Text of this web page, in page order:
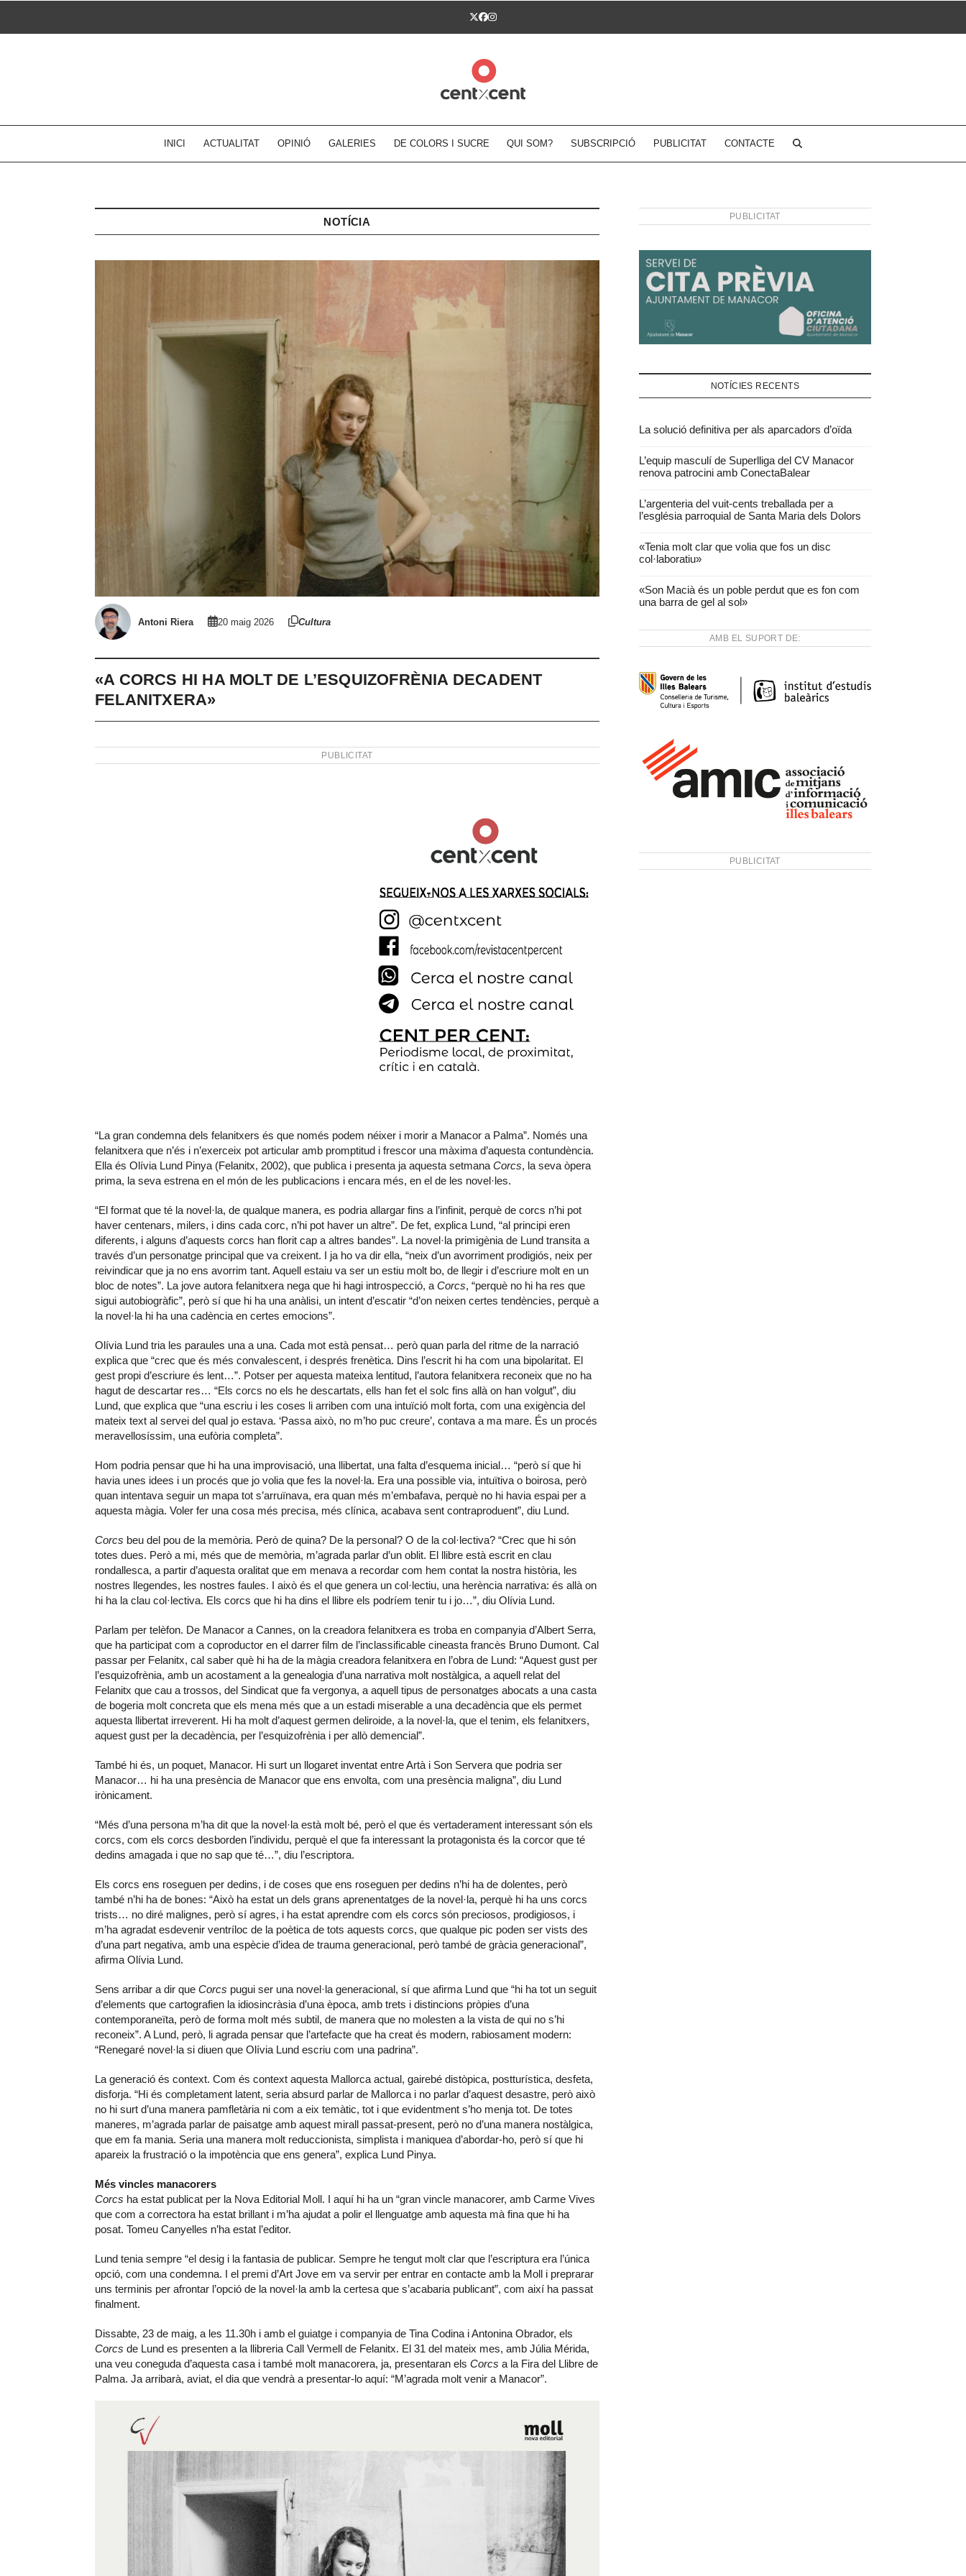
Twitter
Facebook
Instagram
INICI ACTUALITAT OPINIÓ GALERIES DE COLORS I SUCRE QUI SOM? SUBSCRIPCIÓ PUBLICITAT CONTACTE
NOTÍCIA
Antoni Riera 20 maig 2026 Cultura
«A CORCS HI HA MOLT DE L’ESQUIZOFRÈNIA DECADENT
FELANITXERA»
PUBLICITAT
“La gran condemna dels felanitxers és que només podem néixer i morir a Manacor a Palma”. Només una
felanitxera que n’és i n’exerceix pot articular amb promptitud i frescor una màxima d’aquesta contundència.
Ella és Olívia Lund Pinya (Felanitx, 2002), que publica i presenta ja aquesta setmana Corcs, la seva òpera
prima, la seva estrena en el món de les publicacions i encara més, en el de les novel·les.
“El format que té la novel·la, de qualque manera, es podria allargar fins a l’infinit, perquè de corcs n’hi pot
haver centenars, milers, i dins cada corc, n’hi pot haver un altre”. De fet, explica Lund, “al principi eren
diferents, i alguns d’aquests corcs han florit cap a altres bandes”. La novel·la primigènia de Lund transita a
través d’un personatge principal que va creixent. I ja ho va dir ella, “neix d’un avorriment prodigiós, neix per
reivindicar que ja no ens avorrim tant. Aquell estaiu va ser un estiu molt bo, de llegir i d’escriure molt en un
bloc de notes”. La jove autora felanitxera nega que hi hagi introspecció, a Corcs, “perquè no hi ha res que
sigui autobiogràfic”, però sí que hi ha una anàlisi, un intent d’escatir “d’on neixen certes tendències, perquè a
la novel·la hi ha una cadència en certes emocions”.
Olívia Lund tria les paraules una a una. Cada mot està pensat… però quan parla del ritme de la narració
explica que “crec que és més convalescent, i després frenètica. Dins l’escrit hi ha com una bipolaritat. El
gest propi d’escriure és lent…”. Potser per aquesta mateixa lentitud, l’autora felanitxera reconeix que no ha
hagut de descartar res… “Els corcs no els he descartats, ells han fet el solc fins allà on han volgut”, diu
Lund, que explica que “una escriu i les coses li arriben com una intuïció molt forta, com una exigència del
mateix text al servei del qual jo estava. ‘Passa això, no m’ho puc creure’, contava a ma mare. És un procés
meravellosíssim, una eufòria completa”.
Hom podria pensar que hi ha una improvisació, una llibertat, una falta d’esquema inicial… “però sí que hi
havia unes idees i un procés que jo volia que fes la novel·la. Era una possible via, intuïtiva o boirosa, però
quan intentava seguir un mapa tot s’arruïnava, era quan més m’embafava, perquè no hi havia espai per a
aquesta màgia. Voler fer una cosa més precisa, més clínica, acabava sent contraproduent”, diu Lund.
Corcs beu del pou de la memòria. Però de quina? De la personal? O de la col·lectiva? “Crec que hi són
totes dues. Però a mi, més que de memòria, m’agrada parlar d’un oblit. El llibre està escrit en clau
rondallesca, a partir d’aquesta oralitat que em menava a recordar com hem contat la nostra història, les
nostres llegendes, les nostres faules. I això és el que genera un col·lectiu, una herència narrativa: és allà on
hi ha la clau col·lectiva. Els corcs que hi ha dins el llibre els podríem tenir tu i jo…”, diu Olívia Lund.
Parlam per telèfon. De Manacor a Cannes, on la creadora felanitxera es troba en companyia d’Albert Serra,
que ha participat com a coproductor en el darrer film de l’inclassificable cineasta francès Bruno Dumont. Cal
passar per Felanitx, cal saber què hi ha de la màgia creadora felanitxera en l’obra de Lund: “Aquest gust per
l’esquizofrènia, amb un acostament a la genealogia d’una narrativa molt nostàlgica, a aquell relat del
Felanitx que cau a trossos, del Sindicat que fa vergonya, a aquell tipus de personatges abocats a una casta
de bogeria molt concreta que els mena més que a un estadi miserable a una decadència que els permet
aquesta llibertat irreverent. Hi ha molt d’aquest germen deliroide, a la novel·la, que el tenim, els felanitxers,
aquest gust per la decadència, per l’esquizofrènia i per allò demencial”.
També hi és, un poquet, Manacor. Hi surt un llogaret inventat entre Artà i Son Servera que podria ser
Manacor… hi ha una presència de Manacor que ens envolta, com una presència maligna”, diu Lund
irònicament.
“Més d’una persona m’ha dit que la novel·la està molt bé, però el que és vertaderament interessant són els
corcs, com els corcs desborden l’individu, perquè el que fa interessant la protagonista és la corcor que té
dedins amagada i que no sap que té…”, diu l’escriptora.
Els corcs ens roseguen per dedins, i de coses que ens roseguen per dedins n’hi ha de dolentes, però
també n’hi ha de bones: “Això ha estat un dels grans aprenentatges de la novel·la, perquè hi ha uns corcs
trists… no diré malignes, però sí agres, i ha estat aprendre com els corcs són preciosos, prodigiosos, i
m’ha agradat esdevenir ventríloc de la poètica de tots aquests corcs, que qualque pic poden ser vists des
d’una part negativa, amb una espècie d’idea de trauma generacional, però també de gràcia generacional”,
afirma Olívia Lund.
Sens arribar a dir que Corcs pugui ser una novel·la generacional, sí que afirma Lund que “hi ha tot un seguit
d’elements que cartografien la idiosincràsia d’una època, amb trets i distincions pròpies d’una
contemporaneïta, però de forma molt més subtil, de manera que no molesten a la vista de qui no s’hi
reconeix”. A Lund, però, li agrada pensar que l’artefacte que ha creat és modern, rabiosament modern:
“Renegaré novel·la si diuen que Olívia Lund escriu com una padrina”.
La generació és context. Com és context aquesta Mallorca actual, gairebé distòpica, postturística, desfeta,
disforja. “Hi és completament latent, seria absurd parlar de Mallorca i no parlar d’aquest desastre, però això
no hi surt d’una manera pamfletària ni com a eix temàtic, tot i que evidentment s’ho menja tot. De totes
maneres, m’agrada parlar de paisatge amb aquest mirall passat-present, però no d’una manera nostàlgica,
que em fa mania. Seria una manera molt reduccionista, simplista i maniquea d’abordar-ho, però sí que hi
apareix la frustració o la impotència que ens genera”, explica Lund Pinya.
Més vincles manacorers
Corcs ha estat publicat per la Nova Editorial Moll. I aquí hi ha un “gran vincle manacorer, amb Carme Vives
que com a correctora ha estat brillant i m’ha ajudat a polir el llenguatge amb aquesta mà fina que hi ha
posat. Tomeu Canyelles n’ha estat l’editor.
Lund tenia sempre “el desig i la fantasia de publicar. Sempre he tengut molt clar que l’escriptura era l’única
opció, com una condemna. I el premi d’Art Jove em va servir per entrar en contacte amb la Moll i preprarar
uns terminis per afrontar l’opció de la novel·la amb la certesa que s’acabaria publicant”, com així ha passat
finalment.
Dissabte, 23 de maig, a les 11.30h i amb el guiatge i companyia de Tina Codina i Antonina Obrador, els
Corcs de Lund es presenten a la llibreria Call Vermell de Felanitx. El 31 del mateix mes, amb Júlia Mérida,
una veu coneguda d’aquesta casa i també molt manacorera, ja, presentaran els Corcs a la Fira del Llibre de
Palma. Ja arribarà, aviat, el dia que vendrà a presentar-lo aquí: “M’agrada molt venir a Manacor”.
PUBLICITAT
NOTÍCIES RECENTS
La solució definitiva per als aparcadors d’oïda
L’equip masculí de Superlliga del CV Manacor
renova patrocini amb ConectaBalear
L’argenteria del vuit-cents treballada per a
l’església parroquial de Santa Maria dels Dolors
«Tenia molt clar que volia que fos un disc
col·laboratiu»
«Son Macià és un poble perdut que es fon com
una barra de gel al sol»
AMB EL SUPORT DE:
PUBLICITAT